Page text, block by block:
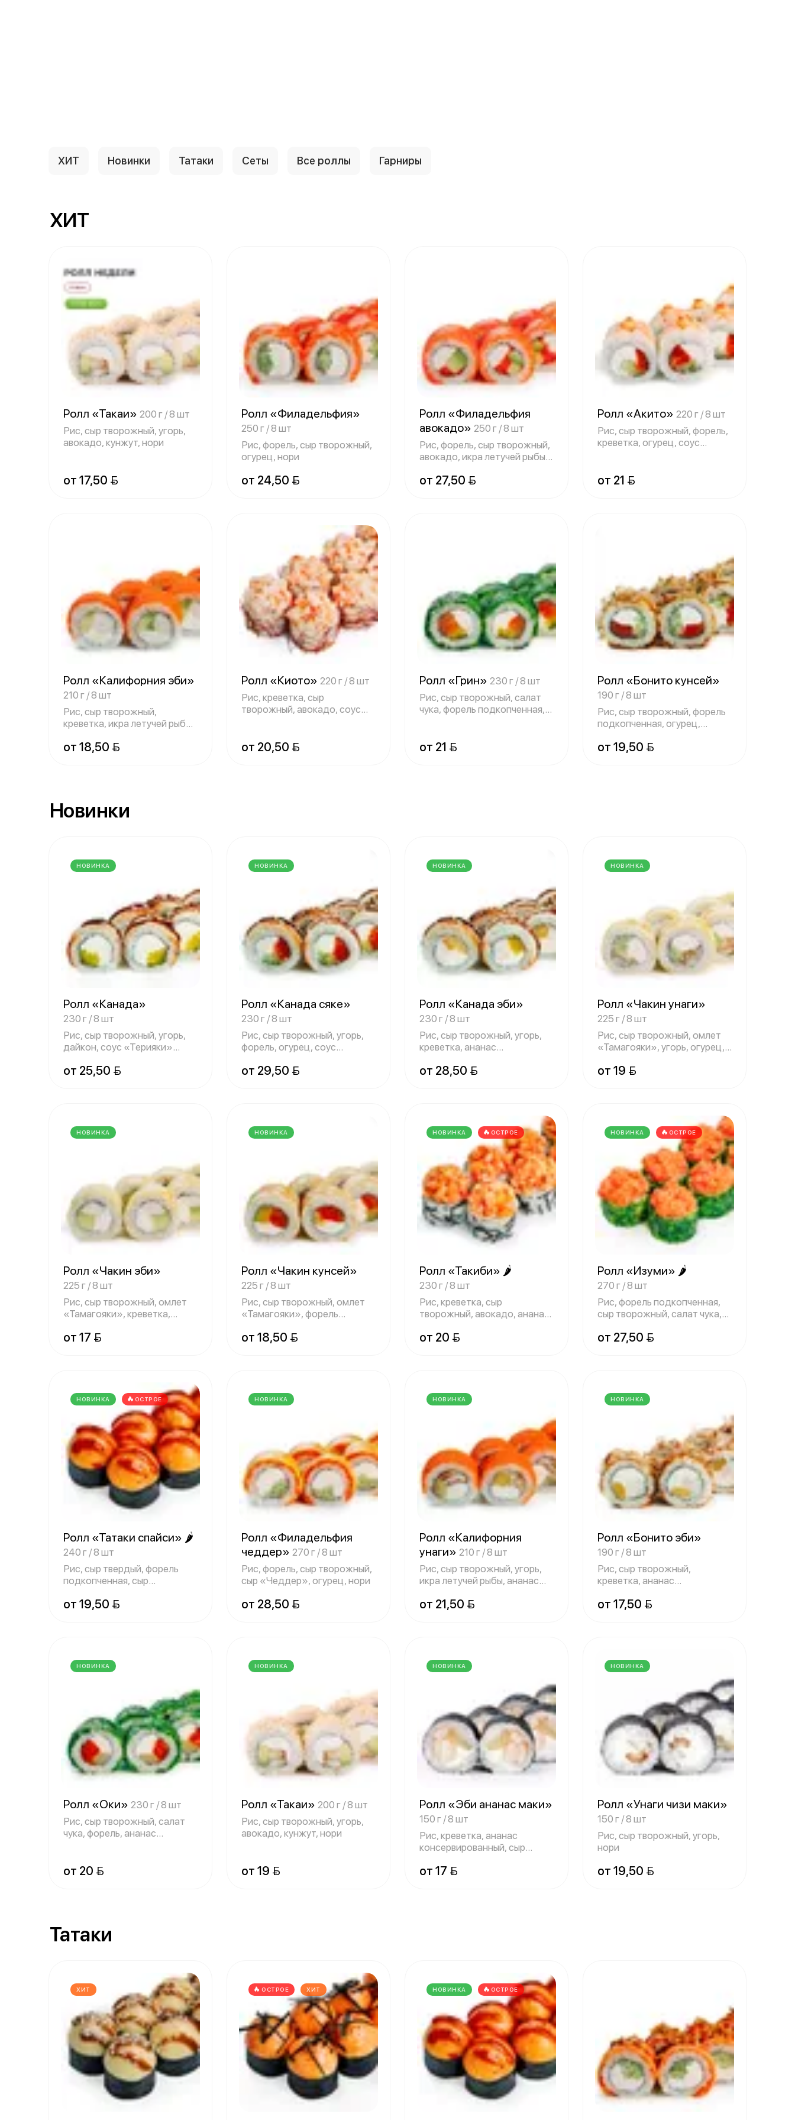
ХИТ Новинки Татаки Сеты Все роллы Гарниры
ХИТ
Ролл «Такаи» 200 г / 8 шт
Рис, сыр творожный, угорь,
авокадо, кунжут, нори
от 17,50 
Ролл «Филадельфия»
250 г / 8 шт
Рис, форель, сыр творожный,
огурец, нори
от 24,50 
Ролл «Филадельфия
авокадо» 250 г / 8 шт
Рис, форель, сыр творожный,
авокадо, икра летучей рыбы,
от 27,50 
Ролл «Акито» 220 г / 8 шт
Рис, сыр творожный, форель,
креветка, огурец, соус
от 21 
Ролл «Калифорния эби»
210 г / 8 шт
Рис, сыр творожный,
креветка, икра летучей рыбы,
от 18,50 
Ролл «Киото» 220 г / 8 шт
Рис, креветка, сыр
творожный, авокадо, соус
от 20,50 
Ролл «Грин» 230 г / 8 шт
Рис, сыр творожный, салат
чука, форель подкопченная,
от 21 
Ролл «Бонито кунсей»
190 г / 8 шт
Рис, сыр творожный, форель
подкопченная, огурец,
от 19,50 
Новинки
НОВИНКА
Ролл «Канада»
230 г / 8 шт
Рис, сыр творожный, угорь,
дайкон, соус «Терияки»
от 25,50 
НОВИНКА
Ролл «Канада сяке»
230 г / 8 шт
Рис, сыр творожный, угорь,
форель, огурец, соус
от 29,50 
НОВИНКА
Ролл «Канада эби»
230 г / 8 шт
Рис, сыр творожный, угорь,
креветка, ананас
от 28,50 
НОВИНКА
Ролл «Чакин унаги»
225 г / 8 шт
Рис, сыр творожный, омлет
«Тамагояки», угорь, огурец,
от 19 
НОВИНКА
Ролл «Чакин эби»
225 г / 8 шт
Рис, сыр творожный, омлет
«Тамагояки», креветка,
от 17 
НОВИНКА
Ролл «Чакин кунсей»
225 г / 8 шт
Рис, сыр творожный, омлет
«Тамагояки», форель
от 18,50 
НОВИНКА ОСТРОЕ
Ролл «Такиби» 🌶
230 г / 8 шт
Рис, креветка, сыр
творожный, авокадо, ананас
от 20 
НОВИНКА ОСТРОЕ
Ролл «Изуми» 🌶
270 г / 8 шт
Рис, форель подкопченная,
сыр творожный, салат чука,
от 27,50 
НОВИНКА ОСТРОЕ
Ролл «Татаки спайси» 🌶
240 г / 8 шт
Рис, сыр твердый, форель
подкопченная, сыр
от 19,50 
НОВИНКА
Ролл «Филадельфия
чеддер» 270 г / 8 шт
Рис, форель, сыр творожный,
сыр «Чеддер», огурец, нори
от 28,50 
НОВИНКА
Ролл «Калифорния
унаги» 210 г / 8 шт
Рис, сыр творожный, угорь,
икра летучей рыбы, ананас
от 21,50 
НОВИНКА
Ролл «Бонито эби»
190 г / 8 шт
Рис, сыр творожный,
креветка, ананас
от 17,50 
НОВИНКА
Ролл «Оки» 230 г / 8 шт
Рис, сыр творожный, салат
чука, форель, ананас
от 20 
НОВИНКА
Ролл «Такаи» 200 г / 8 шт
Рис, сыр творожный, угорь,
авокадо, кунжут, нори
от 19 
НОВИНКА
Ролл «Эби ананас маки»
150 г / 8 шт
Рис, креветка, ананас
консервированный, сыр
от 17 
НОВИНКА
Ролл «Унаги чизи маки»
150 г / 8 шт
Рис, сыр творожный, угорь,
нори
от 19,50 
Татаки
ХИТ ОСТРОЕ ХИТ НОВИНКА ОСТРОЕ